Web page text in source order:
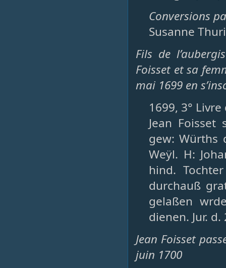
Conversions
Susanne
Fils de
Foisset et sa
mai 1699 en
1699, 3°
Jean Foisset
gew: Würths
Weÿl. H:
hind.
durchauß
gelaßen
dienen. Jur.
Jean Foisset
juin 1700